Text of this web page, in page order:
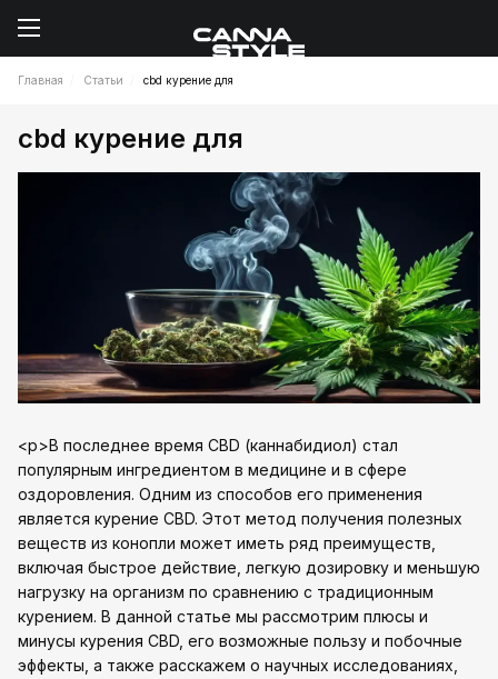
Главная Статьи cbd курение для
cbd курение для
<p>В последнее время CBD (каннабидиол) стал
популярным ингредиентом в медицине и в сфере
оздоровления. Одним из способов его применения
является курение CBD. Этот метод получения полезных
веществ из конопли может иметь ряд преимуществ,
включая быстрое действие, легкую дозировку и меньшую
нагрузку на организм по сравнению с традиционным
курением. В данной статье мы рассмотрим плюсы и
минусы курения CBD, его возможные пользу и побочные
эффекты, а также расскажем о научных исследованиях,